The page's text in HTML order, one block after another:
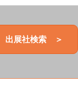
出展社検索 ＞